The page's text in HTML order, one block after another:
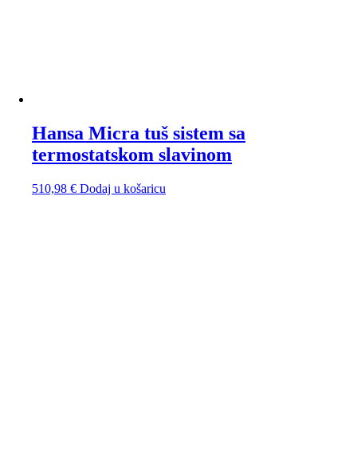
Hansa Micra tuš sistem sa
termostatskom slavinom
510,98 € Dodaj u košaricu